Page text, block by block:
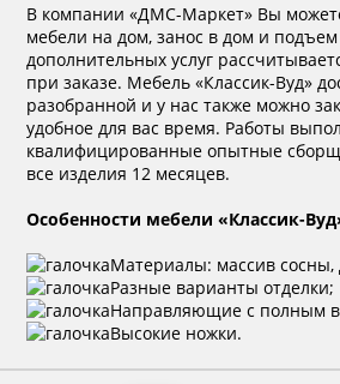
В компании «ДМС-Маркет» Вы можете
мебели на дом, занос в дом и
дополнительных услуг
при заказе. Мебель «Классик-Вуд»
разобранной и у нас также можно
удобное для вас время. Работы
квалифицированные опытные
все изделия 12 месяцев.
Особенности мебели «Классик-
Материалы: массив
Разные варианты отделки;
Направляющие с полным
Высокие ножки.